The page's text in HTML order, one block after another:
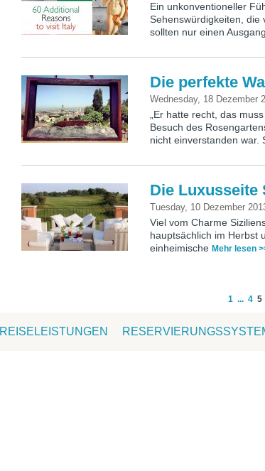
Ein unkonventioneller
Sehenswürdigkeiten,
sollten nur einen
Die perfekte
Wednesday, 18 Dezember
„Er hatte recht, das
Besuch des
nicht einverstanden war.
Die Luxusseite
Tuesday, 10 Dezember
Viel vom Charme
hauptsächlich im Herbst
einheimischeMehr lesen
1 ... 4 5
REISELEISTUNGEN